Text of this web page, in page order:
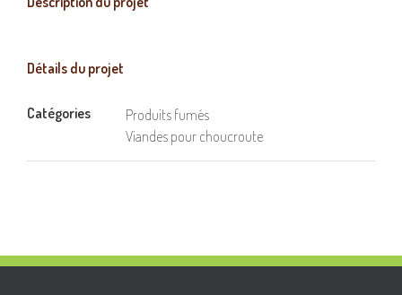
Détails du projet
Catégories
Produits fumés
Viandes pour choucroute